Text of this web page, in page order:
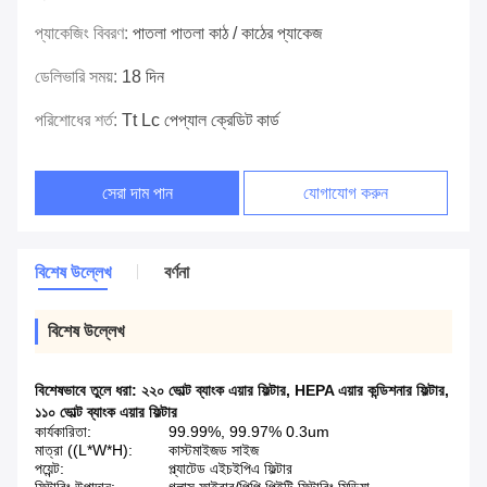
প্যাকেজিং বিবরণ: পাতলা পাতলা কাঠ / কাঠের প্যাকেজ
ডেলিভারি সময়: 18 দিন
পরিশোধের শর্ত: Tt Lc পেপ্যাল ​​ক্রেডিট কার্ড
সেরা দাম পান যোগাযোগ করুন
বিশেষ উল্লেখ বর্ণনা
বিশেষ উল্লেখ
বিশেষভাবে তুলে ধরা: ২২০ ভোল্ট ব্যাংক এয়ার ফিল্টার, HEPA এয়ার কন্ডিশনার ফিল্টার,
১১০ ভোল্ট ব্যাংক এয়ার ফিল্টার
কার্যকারিতা:
99.99%, 99.97% 0.3um
মাত্রা ((L*W*H):
কাস্টমাইজড সাইজ
পয়েন্ট:
প্ল্যাটেড এইচইপিএ ফিল্টার